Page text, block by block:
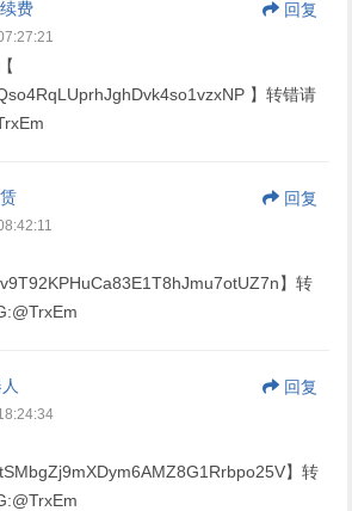
费 回复
】转错请
回复
】转
回复
】转